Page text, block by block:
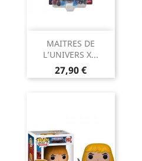
MAITRES DE
L’UNIVERS X...
Prix
27,90 €